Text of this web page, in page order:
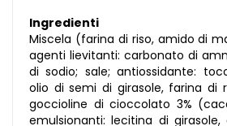
Ingredienti
Miscela (farina di riso, amido di
agenti lievitanti: carbonato di
di sodio; sale; antiossidante:
olio di semi di girasole, farina di
goccioline di cioccolato 3%
emulsionanti: lecitina di